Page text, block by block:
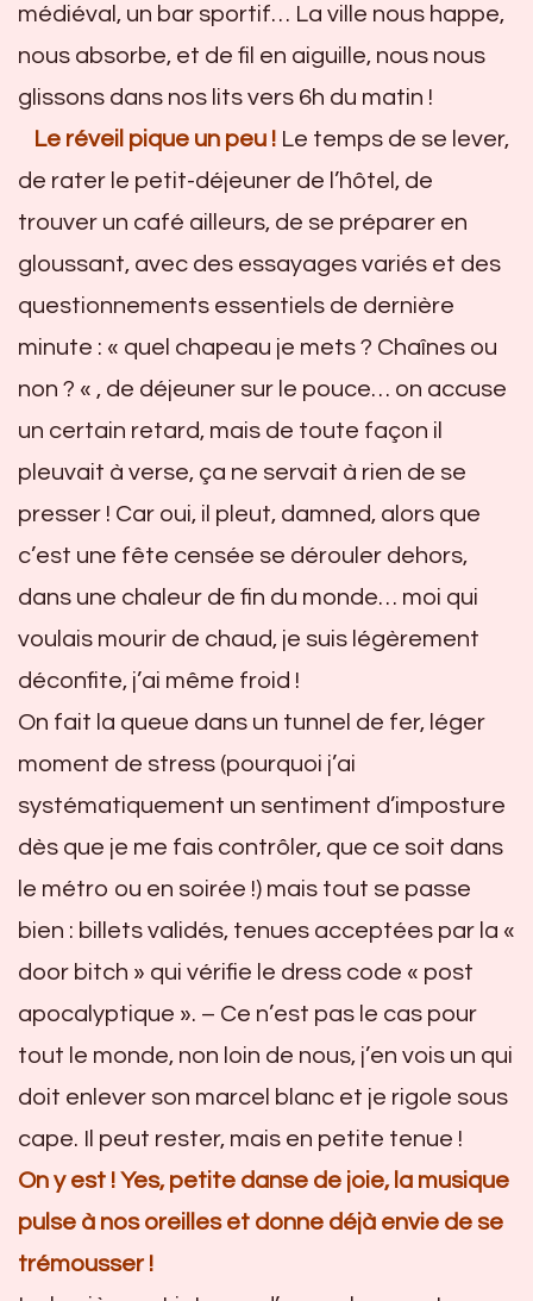
médiéval, un bar sportif… La ville nous happe,
nous absorbe, et de fil en aiguille, nous nous
glissons dans nos lits vers 6h du matin !
Le réveil pique un peu !Le temps de se lever,
de rater le petit-déjeuner de l’hôtel, de
trouver un café ailleurs, de se préparer en
gloussant, avec des essayages variés et des
questionnements essentiels de dernière
minute : « quel chapeau je mets ? Chaînes ou
non ? « , de déjeuner sur le pouce… on accuse
un certain retard, mais de toute façon il
pleuvait à verse, ça ne servait à rien de se
presser ! Car oui, il pleut, damned, alors que
c’est une fête censée se dérouler dehors,
dans une chaleur de fin du monde… moi qui
voulais mourir de chaud, je suis légèrement
déconfite, j’ai même froid !
On fait la queue dans un tunnel de fer, léger
moment de stress (pourquoi j’ai
systématiquement un sentiment d’imposture
dès que je me fais contrôler, que ce soit dans
le métro ou en soirée !) mais tout se passe
bien : billets validés, tenues acceptées par la «
door bitch » qui vérifie le dress code « post
apocalyptique ». – Ce n’est pas le cas pour
tout le monde, non loin de nous, j’en vois un qui
doit enlever son marcel blanc et je rigole sous
cape. Il peut rester, mais en petite tenue !
On y est ! Yes, petite danse de joie, la musique
pulse à nos oreilles et donne déjà envie de se
trémousser !